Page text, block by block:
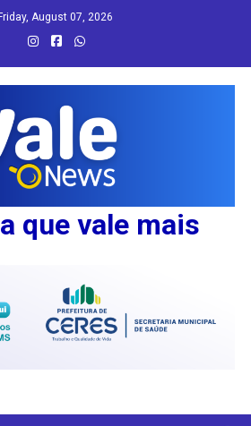
Friday, August 07, 2026
que vale mais